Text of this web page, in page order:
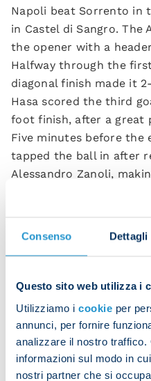
Consenso Dettagli
Questo sito web utilizza i
Utilizziamo i cookie per
annunci, per fornire
analizzare il nostro traffico.
informazioni sul modo in
nostri partner che si
Napoli beat Sorrento in
in Castel di Sangro. The
the opener with a
Halfway through the
diagonal finish made it
Hasa scored the third
foot finish, after a great
Five minutes before the
tapped the ball in after
Alessandro Zanoli,
Scorers: Lucca 12,
NAPOLI
: Milinkovic-
(Vergara 70), Hasa (Coli
McTominay, Neres
(Ambrosino 87), Lucca
Conte